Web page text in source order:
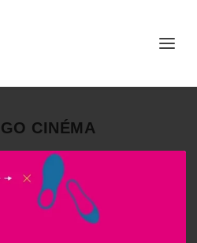
CINÉMA